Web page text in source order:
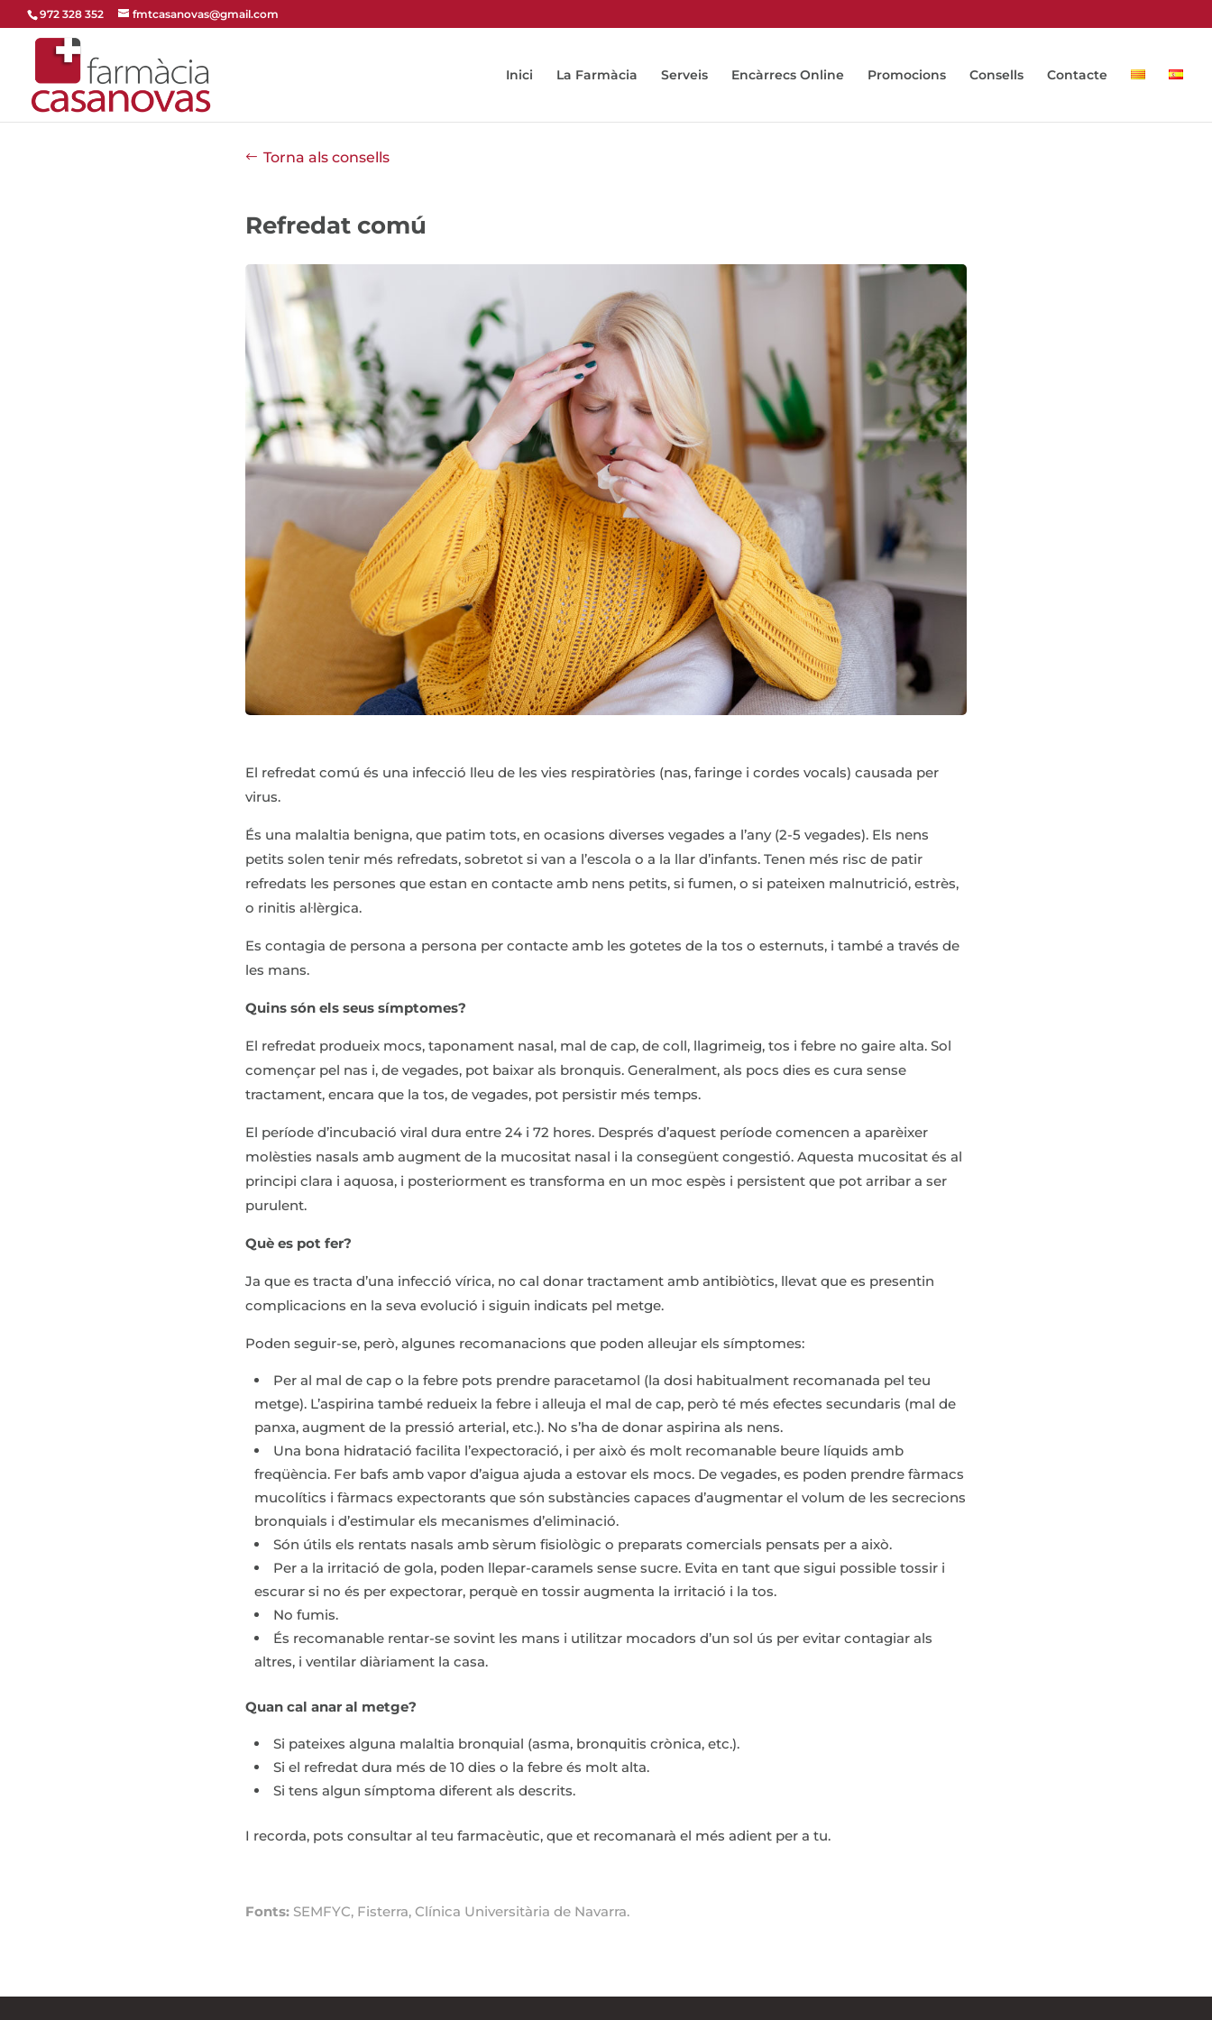
972 328 352 fmtcasanovas@gmail.com
Inici La Farmàcia Serveis Encàrrecs Online Promocions Consells Contacte
Torna als consells
Refredat comú
El refredat comú és una infecció lleu de les vies respiratòries (nas, faringe i cordes vocals) causada per
virus.
És una malaltia benigna, que patim tots, en ocasions diverses vegades a l’any (2-5 vegades). Els nens
petits solen tenir més refredats, sobretot si van a l’escola o a la llar d’infants. Tenen més risc de patir
refredats les persones que estan en contacte amb nens petits, si fumen, o si pateixen malnutrició, estrès,
o rinitis al·lèrgica.
Es contagia de persona a persona per contacte amb les gotetes de la tos o esternuts, i també a través de
les mans.
Quins són els seus símptomes?
El refredat produeix mocs, taponament nasal, mal de cap, de coll, llagrimeig, tos i febre no gaire alta. Sol
començar pel nas i, de vegades, pot baixar als bronquis. Generalment, als pocs dies es cura sense
tractament, encara que la tos, de vegades, pot persistir més temps.
El període d’incubació viral dura entre 24 i 72 hores. Després d’aquest període comencen a aparèixer
molèsties nasals amb augment de la mucositat nasal i la consegüent congestió. Aquesta mucositat és al
principi clara i aquosa, i posteriorment es transforma en un moc espès i persistent que pot arribar a ser
purulent.
Què es pot fer?
Ja que es tracta d’una infecció vírica, no cal donar tractament amb antibiòtics, llevat que es presentin
complicacions en la seva evolució i siguin indicats pel metge.
Poden seguir-se, però, algunes recomanacions que poden alleujar els símptomes:
Per al mal de cap o la febre pots prendre paracetamol (la dosi habitualment recomanada pel teu
metge). L’aspirina també redueix la febre i alleuja el mal de cap, però té més efectes secundaris (mal de
panxa, augment de la pressió arterial, etc.). No s’ha de donar aspirina als nens.
Una bona hidratació facilita l’expectoració, i per això és molt recomanable beure líquids amb
freqüència. Fer bafs amb vapor d’aigua ajuda a estovar els mocs. De vegades, es poden prendre fàrmacs
mucolítics i fàrmacs expectorants que són substàncies capaces d’augmentar el volum de les secrecions
bronquials i d’estimular els mecanismes d’eliminació.
Són útils els rentats nasals amb sèrum fisiològic o preparats comercials pensats per a això.
Per a la irritació de gola, poden llepar-caramels sense sucre. Evita en tant que sigui possible tossir i
escurar si no és per expectorar, perquè en tossir augmenta la irritació i la tos.
No fumis.
És recomanable rentar-se sovint les mans i utilitzar mocadors d’un sol ús per evitar contagiar als
altres, i ventilar diàriament la casa.
Quan cal anar al metge?
Si pateixes alguna malaltia bronquial (asma, bronquitis crònica, etc.).
Si el refredat dura més de 10 dies o la febre és molt alta.
Si tens algun símptoma diferent als descrits.
I recorda, pots consultar al teu farmacèutic, que et recomanarà el més adient per a tu.
Fonts: SEMFYC, Fisterra, Clínica Universitària de Navarra.